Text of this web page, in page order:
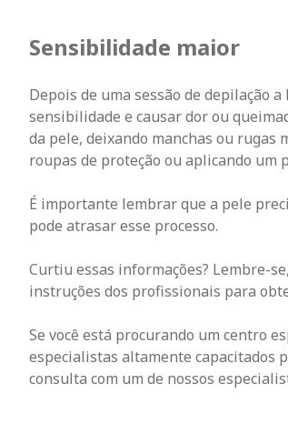
Sensibilidade maior
Depois de uma sessão de depilação
sensibilidade e causar dor ou
da pele, deixando manchas ou rugas
roupas de proteção ou aplicando
É importante lembrar que a pele
pode atrasar esse processo.
Curtiu essas informações? Lembre-
instruções dos profissionais para
Se você está procurando um centro
especialistas altamente capacitados
consulta com um de nossos